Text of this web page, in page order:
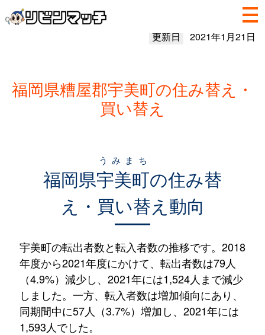
更新日 2021年1月21日
福岡県糟屋郡宇美町の住み替え・
買い替え
福岡県宇美町
うみまち
の住み替
え・買い替え動向
宇美町の転出者数と転入者数の推移です。2018
年度から2021年度にかけて、転出者数は79人
（4.9%）減少し、2021年には1,524人まで減少
しました。一方、転入者数は増加傾向にあり、
同期間中に57人（3.7%）増加し、2021年には
1,593人でした。